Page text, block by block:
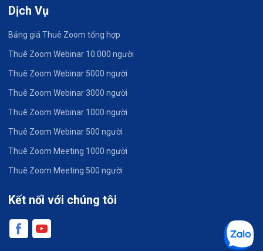
Dịch Vụ
Bảng giá Thuê Zoom tổng hợp
Thuê Zoom Webinar 10.000 người
Thuê Zoom Webinar 5000 người
Thuê Zoom Webinar 3000 người
Thuê Zoom Webinar 1000 người
Thuê Zoom Webinar 500 người
Thuê Zoom Meeting 1000 người
Thuê Zoom Meeting 500 người
Kết nối với chúng tôi